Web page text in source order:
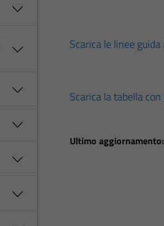
Scarica le linee guida
Scarica la tabella
Ultimo aggiornamento: